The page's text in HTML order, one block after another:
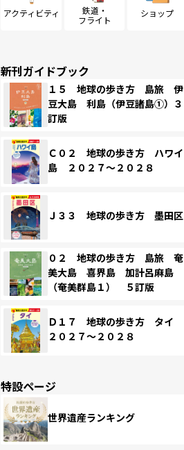
アクティビティ
鉄道・
フライト
ショップ
新刊ガイドブック
１５ 地球の歩き方 島旅 伊
豆大島 利島（伊豆諸島①）３
訂版
Ｃ０２ 地球の歩き方 ハワイ
島 ２０２７～２０２８
Ｊ３３ 地球の歩き方 墨田区
０２ 地球の歩き方 島旅 奄
美大島 喜界島 加計呂麻島
（奄美群島１） ５訂版
Ｄ１７ 地球の歩き方 タイ
２０２７～２０２８
特設ページ
世界遺産ランキング